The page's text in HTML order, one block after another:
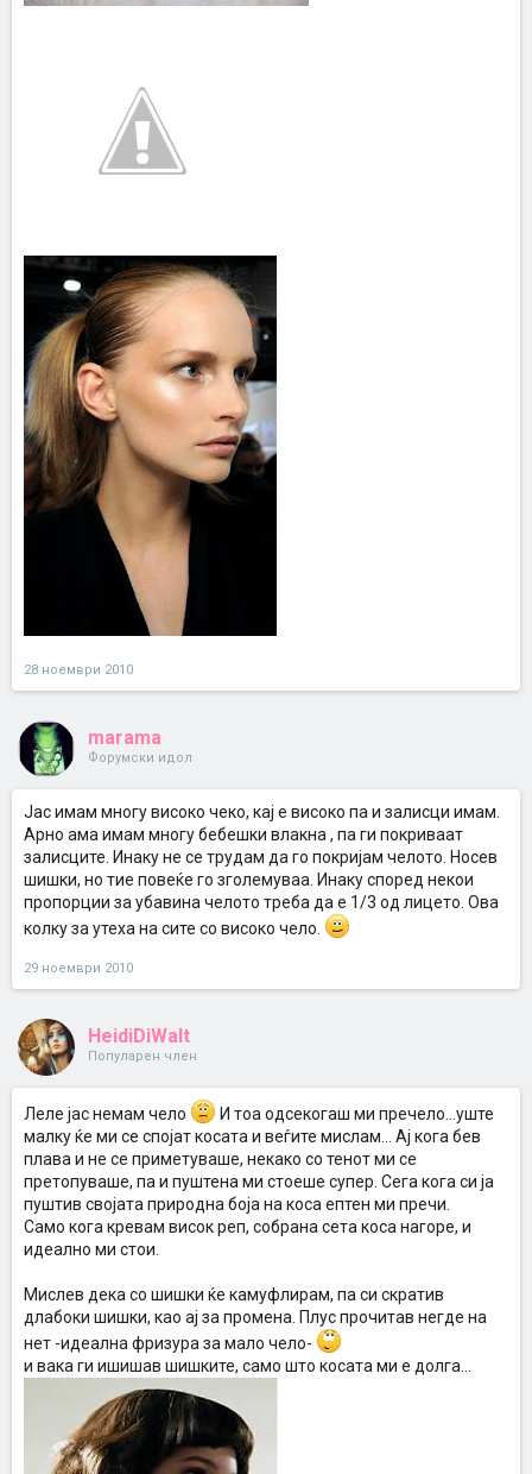
28 ноември 2010
marama
Форумски идол
Јас имам многу високо чеко, кај е високо па и залисци имам.
Арно ама имам многу бебешки влакна , па ги покриваат
залисците. Инаку не се трудам да го покријам челото. Носев
шишки, но тие повеќе го зголемуваа. Инаку според некои
пропорции за убавина челото треба да е 1/3 од лицето. Ова
колку за утеха на сите со високо чело.
29 ноември 2010
HeidiDiWalt
Популарен член
Леле јас немам чело
И тоа одсекогаш ми пречело...уште
малку ќе ми се спојат косата и веѓите мислам... Ај кога бев
плава и не се приметуваше, некако со тенот ми се
претопуваше, па и пуштена ми стоеше супер. Сега кога си ја
пуштив својата природна боја на коса ептен ми пречи.
Само кога кревам висок реп, собрана сета коса нагоре, и
идеално ми стои.
Мислев дека со шишки ќе камуфлирам, па си скратив
длабоки шишки, као ај за промена. Плус прочитав негде на
нет -идеална фризура за мало чело-
и вака ги ишишав шишките, само што косата ми е долга...